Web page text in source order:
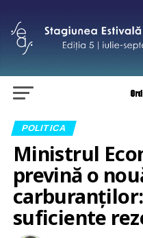
POLITICA
Ministrul
prevină o
suficiente